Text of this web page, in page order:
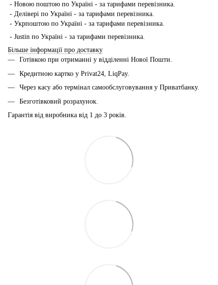
- Новою поштою по Україні - за тарифами перевізника.
- Делівері по Україні - за тарифами перевізника.
- Укрпоштою по Україні - за тарифами перевізника.
- Justin по Україні - за тарифами перевізника.
Більше інформації про доставку
Готівкою при отриманні у відділенні Нової Пошти.
Кредитною картко у Privat24, LiqPay.
Через касу або термінал самообслуговування у Приватбанку.
Безготівковий розрахунок.
Гарантія від виробника від 1 до 3 років.